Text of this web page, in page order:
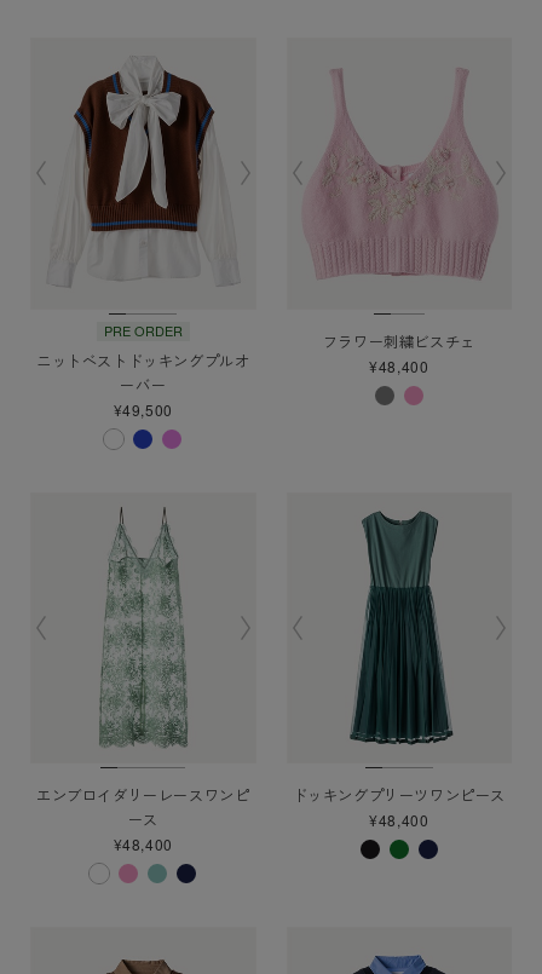
PRE ORDER
ニットベストドッキングプルオ
ーバー
¥49,500
フラワー刺繍ビスチェ
¥48,400
エンブロイダリーレースワンピ
ース
¥48,400
ドッキングプリーツワンピース
¥48,400